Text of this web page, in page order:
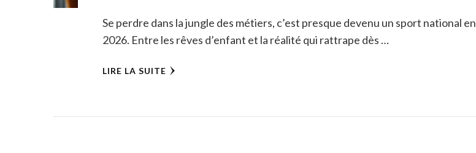
Se perdre dans la jungle des métiers, c’est presque devenu un sport national en
2026. Entre les rêves d’enfant et la réalité qui rattrape dès …
LIRE LA SUITE